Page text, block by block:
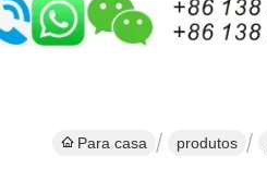
Para casa produtos